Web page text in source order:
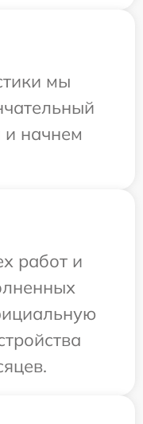
мы
и начнем
работ и